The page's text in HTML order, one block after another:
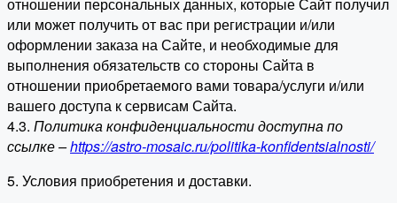
отношении персональных данных, которые Сайт получил
или может получить от вас при регистрации и/или
оформлении заказа на Сайте, и необходимые для
выполнения обязательств со стороны Сайта в
отношении приобретаемого вами товара/услуги и/или
вашего доступа к сервисам Сайта.
4.3. Политика конфиденциальности доступна по
ссылке –https://astro-mosaic.ru/politika-konfidentsialnosti/
5. Условия приобретения и доставки.